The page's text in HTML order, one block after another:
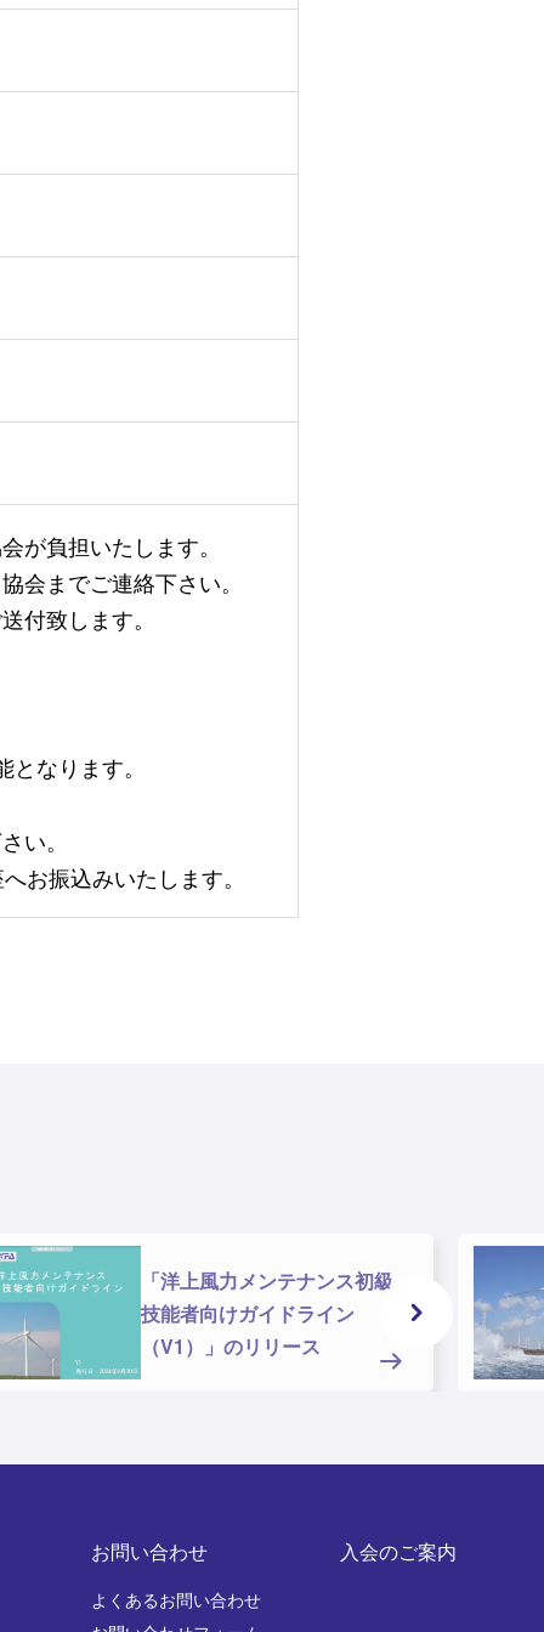
が負担いたします。
会までご連絡下さい。
付致します。
なります。
い。
お振込みいたします。
「洋上風力メンテナンス初級
技能者向けガイドライン
（V1）」のリリース
お問い合わせ
よくあるお問い合わせ
入会のご案内